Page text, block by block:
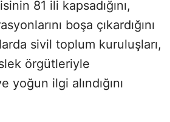
81 ili kapsadığını,
boşa çıkardığını
sivil toplum kuruluşları,
örgütleriyle
yoğun ilgi alındığını